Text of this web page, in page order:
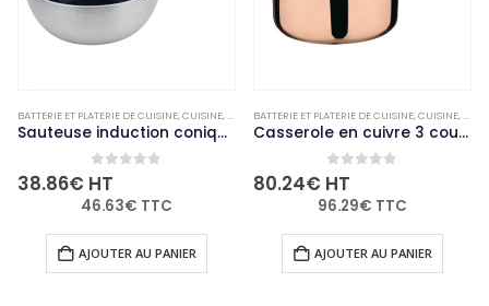
PALETTISABLE
CUISINE,CUISINE,MARMITES ET CASSEROLES,NON-PALETTISABLE
Sauteuse induction conique antiadhésive Vogue 200mm
of 5
PANIER
BATTERIE ET PLATERIE DE CUISINE,CUISINE,MARMITES ET CASSEROLES,NON-
Casserole en cuivre 3 couches induction Vogue 180mm
out of 5
AJOUTER AU PANIER
BATTERIE ET PLATERIE DE
LIRE LA